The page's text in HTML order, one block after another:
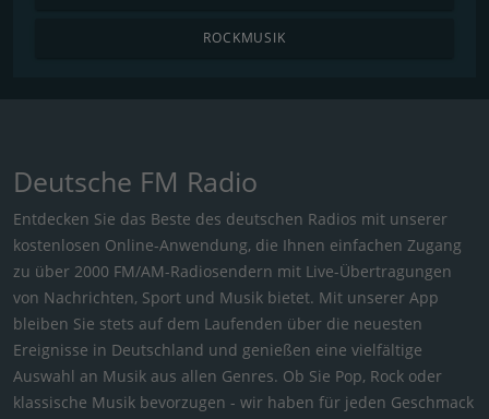
ROCKMUSIK
Deutsche FM Radio
Entdecken Sie das Beste des deutschen Radios mit unserer
kostenlosen Online-Anwendung, die Ihnen einfachen Zugang
zu über 2000 FM/AM-Radiosendern mit Live-Übertragungen
von Nachrichten, Sport und Musik bietet. Mit unserer App
bleiben Sie stets auf dem Laufenden über die neuesten
Ereignisse in Deutschland und genießen eine vielfältige
Auswahl an Musik aus allen Genres. Ob Sie Pop, Rock oder
klassische Musik bevorzugen - wir haben für jeden Geschmack